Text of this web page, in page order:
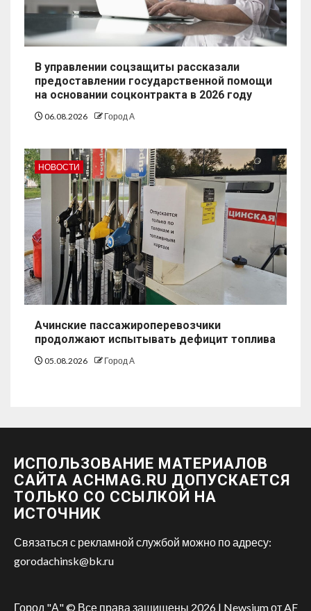
В управлении соцзащиты рассказали
предоставлении государственной помощи
на основании соцконтракта в 2026 году
06.08.2026 Город А
НОВОСТИ
Ачинские пассажироперевозчики
продолжают испытывать дефицит топлива
05.08.2026 Город А
ИСПОЛЬЗОВАНИЕ МАТЕРИАЛОВ
САЙТА ACHMAG.RU ДОПУСКАЕТСЯ
ТОЛЬКО СО ССЫЛКОЙ НА
ИСТОЧНИК
Связаться с рекламной службой можно по адресу:
gorodachinsk@bk.ru
Город "А" © Все права защищены 2026 | Newsiumот AF